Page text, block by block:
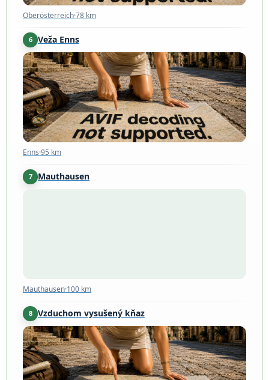
Oberösterreich·78 km
6 Veža Enns
Enns·95 km
Enns·95 km
7 Mauthausen
Mauthausen·100 km
8 Vzduchom vysušený kňaz
Sankt Thomas am Blasenstein·118 km